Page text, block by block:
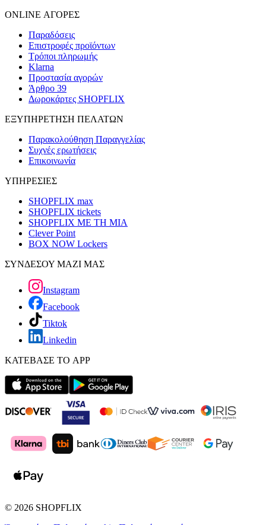
ONLINE ΑΓΟΡΕΣ
Παραδόσεις
Επιστροφές προϊόντων
Τρόποι πληρωμής
Klarna
Προστασία αγορών
Άρθρο 39
Δωροκάρτες SHOPFLIX
ΕΞΥΠΗΡΕΤΗΣΗ ΠΕΛΑΤΩΝ
Παρακολούθηση Παραγγελίας
Συχνές ερωτήσεις
Επικοινωνία
ΥΠΗΡΕΣΙΕΣ
SHOPFLIX max
SHOPFLIX tickets
SHOPFLIX ΜΕ ΤΗ ΜΙΑ
Clever Point
BOX NOW Lockers
ΣΥΝΔΕΣΟΥ ΜΑΖΙ ΜΑΣ
Instagram
Facebook
Tiktok
Linkedin
ΚΑΤΕΒΑΣΕ ΤΟ APP
© 2026 SHOPFLIX